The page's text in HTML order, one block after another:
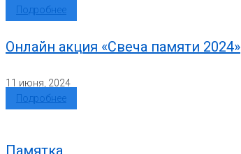
Подробнее
Онлайн акция «Свеча памяти 2024»
11 июня, 2024
Подробнее
Памятка